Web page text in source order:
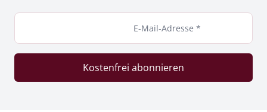
E-Mail-Adresse *
Kostenfrei abonnieren